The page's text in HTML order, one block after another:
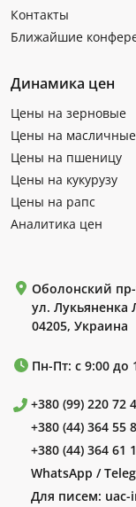
Контакты
Ближайшие
Динамика цен
Цены на зерновые
Цены на масличные
Цены на пшеницу
Цены на кукурузу
Цены на рапс
Аналитика цен
Оболонский пр-
ул. Лукьяненка
04205, Украина
Пн-Пт: с 9:00 до
+380 (99) 220 72
+380 (44) 364 55
+380 (44) 364 61
WhatsApp /
Для писем: uac-